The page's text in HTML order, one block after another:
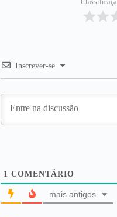
Inscrever-se
1 COMENTÁRIO
mais antigos